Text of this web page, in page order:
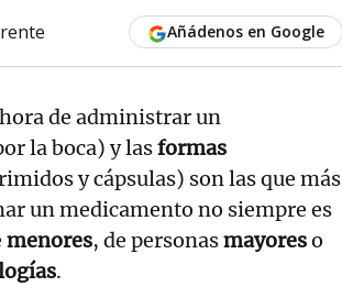
Añádenos en Google
de administrar un
la boca) y lasformas
y cápsulas) son las que más
un medicamento no siempre es
menores, de personasmayoreso
.